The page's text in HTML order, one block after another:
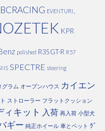
BCRACING EVENTURI、
KPR
polished R35 GT-R R57
SPECTRE steering
グラム オープンハウス カイエン
ストローラー フラットクッション
ィキット 入荷 再入荷 小型犬
ギー 純正ホイール 車とペット ｸﾞ